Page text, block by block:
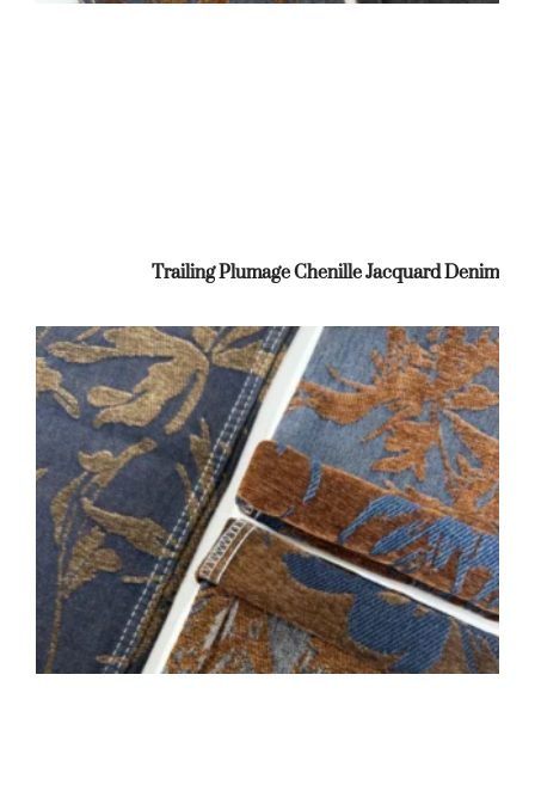
Trailing Plumage Chenille Jacquard Denim